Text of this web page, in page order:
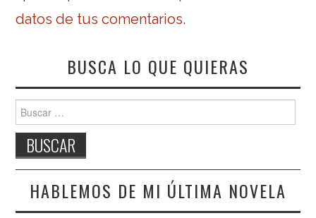
datos de tus comentarios.
BUSCA LO QUE QUIERAS
Buscar:
HABLEMOS DE MI ÚLTIMA NOVELA